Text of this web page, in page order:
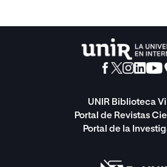
UNIR Biblioteca
Portal de Revistas
Portal de la